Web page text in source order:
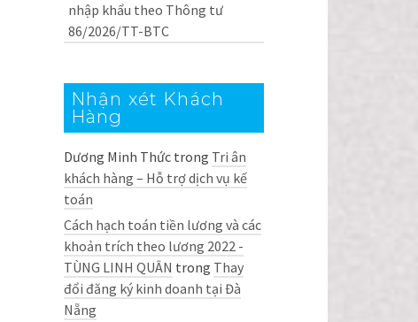
nhập khẩu theo Thông tư
86/2026/TT-BTC
Nhận xét Khách
Hàng
Dương Minh Thứctrong Tri ân
khách hàng – Hỗ trợ dịch vụ kế
toán
Cách hạch toán tiền lương và các
khoản trích theo lương 2022 -
TÙNG LINH QUÂN trong Thay
đổi đăng ký kinh doanh tại Đà
Nẵng